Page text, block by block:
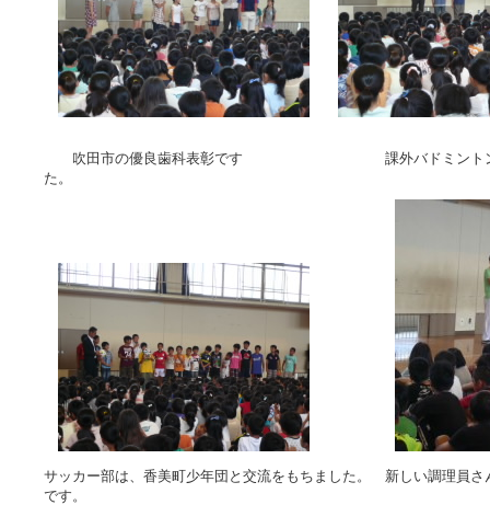
吹田市の優良歯科表彰です 課外バドミントン部
た。
サッカー部は、香美町少年団と交流をもちました。 新しい調理員さ
です。